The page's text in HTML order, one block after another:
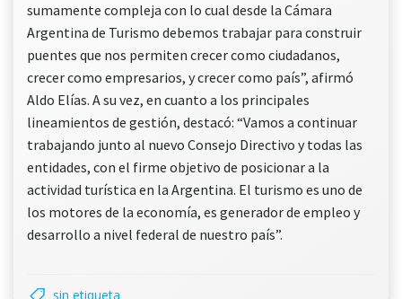
sumamente compleja con lo cual desde la Cámara
Argentina de Turismo debemos trabajar para construir
puentes que nos permiten crecer como ciudadanos,
crecer como empresarios, y crecer como país”, afirmó
Aldo Elías. A su vez, en cuanto a los principales
lineamientos de gestión, destacó: “Vamos a continuar
trabajando junto al nuevo Consejo Directivo y todas las
entidades, con el firme objetivo de posicionar a la
actividad turística en la Argentina. El turismo es uno de
los motores de la economía, es generador de empleo y
desarrollo a nivel federal de nuestro país”.
sin etiqueta